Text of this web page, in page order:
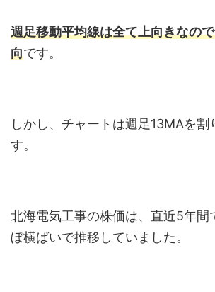
週足移動平均線は全て上向きなの
向です。
しかし、チャートは週足13MAを割
す。
北海電気工事の株価は、直近5年間
ぼ横ばいで推移していました。